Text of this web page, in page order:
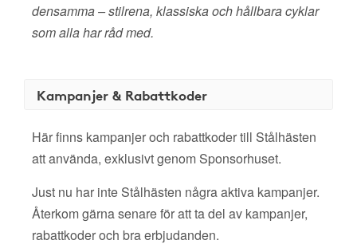
densamma – stilrena, klassiska och hållbara cyklar
som alla har råd med.
Kampanjer & Rabattkoder
Här finns kampanjer och rabattkoder till Stålhästen
att använda, exklusivt genom Sponsorhuset.
Just nu har inte Stålhästen några aktiva kampanjer.
Återkom gärna senare för att ta del av kampanjer,
rabattkoder och bra erbjudanden.